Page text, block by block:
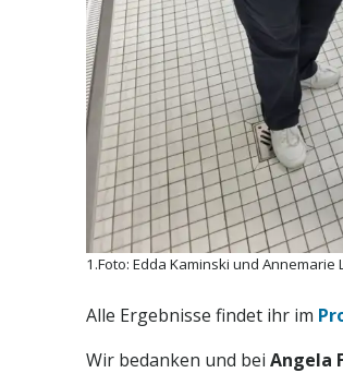
1.Foto: Edda Kaminski und Annemarie
Alle Ergebnisse findet ihr im
Wir bedanken und bei Angela